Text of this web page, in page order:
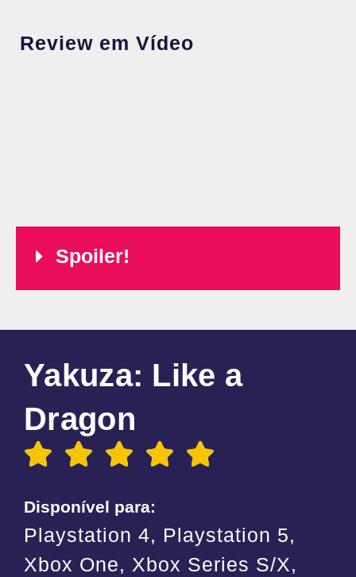
Review em Vídeo
Spoiler!
Yakuza: Like a
Dragon
Disponível para:
Playstation 4, Playstation 5,
Xbox One, Xbox Series S/X,